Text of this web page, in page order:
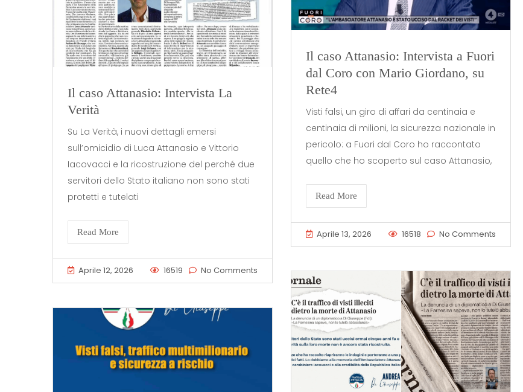
Il caso Attanasio: Intervista a Fuori
dal Coro con Mario Giordano, su
Rete4
Visti falsi, un giro di affari da centinaia e
centinaia di milioni, la sicurezza nazionale in
pericolo: a Fuori dal Coro ho raccontato
quello che ho scoperto sul caso Attanasio,
Read More
Aprile 13, 2026 16518 No Comments
Il caso Attanasio: Intervista La
Verità
Su La Verità, i nuovi dettagli emersi
sull’omicidio di Luca Attanasio e Vittorio
Iacovacci e la ricostruzione del perché due
servitori dello Stato italiano non sono stati
protetti e tutelati
Read More
Aprile 12, 2026 16519 No Comments